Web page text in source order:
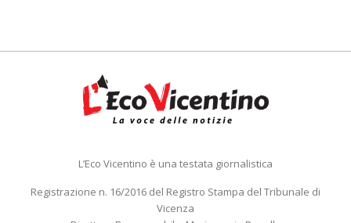
L’Eco Vicentino è una testata giornalistica
Registrazione n. 16/2016 del Registro Stampa del Tribunale di
Vicenza